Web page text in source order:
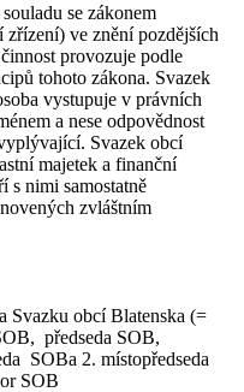
se zákonem
zřízení) ve znění pozdějších
provozuje podle
tohoto zákona. Svazek
vystupuje v právních
a nese odpovědnost
Svazek obcí
majetek a finanční
s nimi samostatně
zvláštním
Svazku obcí Blatenska (=
předseda SOB,
SOBa 2. místopředseda
SOB